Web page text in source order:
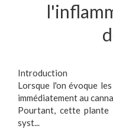
Introduction
Lorsque l'on évoque
immédiatement au
Pourtant, cette plante
syst...